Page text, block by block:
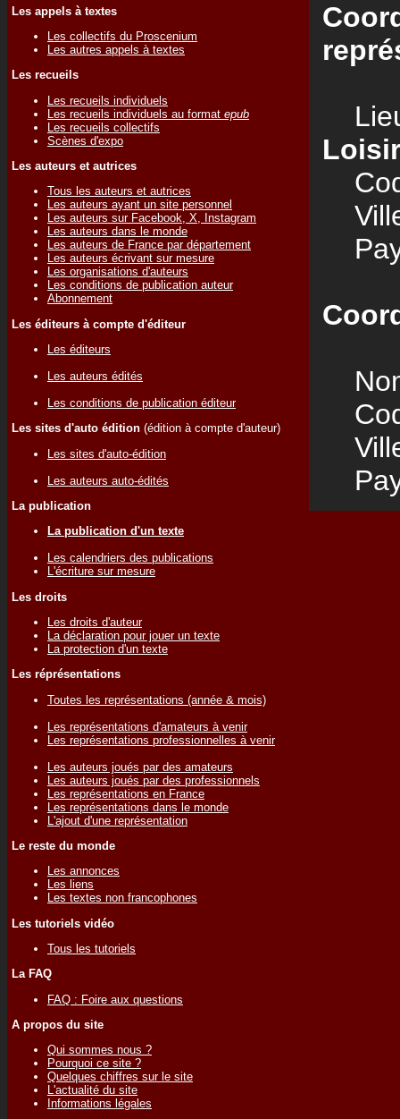
Les appels à textes
Les collectifs du Proscenium
Les autres appels à textes
Les recueils
Les recueils individuels
Les recueils individuels au format epub
Les recueils collectifs
Scènes d'expo
Les auteurs et autrices
Tous les auteurs et autrices
Les auteurs ayant un site personnel
Les auteurs sur Facebook, X, Instagram
Les auteurs dans le monde
Les auteurs de France par département
Les auteurs écrivant sur mesure
Les organisations d'auteurs
Les conditions de publication auteur
Abonnement
Les éditeurs à compte d'éditeur
Les éditeurs
Les auteurs édités
Les conditions de publication éditeur
Les sites d'auto édition (édition à compte d'auteur)
Les sites d'auto-édition
Les auteurs auto-édités
La publication
La publication d'un texte
Les calendriers des publications
L'écriture sur mesure
Les droits
Les droits d'auteur
La déclaration pour jouer un texte
La protection d'un texte
Les réprésentations
Toutes les représentations (année & mois)
Les représentations d'amateurs à venir
Les représentations professionnelles à venir
Les auteurs joués par des amateurs
Les auteurs joués par des professionnels
Les représentations en France
Les représentations dans le monde
L'ajout d'une représentation
Le reste du monde
Les annonces
Les liens
Les textes non francophones
Les tutoriels vidéo
Tous les tutoriels
La FAQ
FAQ : Foire aux questions
A propos du site
Qui sommes nous ?
Pourquoi ce site ?
Quelques chiffres sur le site
L'actualité du site
Informations légales